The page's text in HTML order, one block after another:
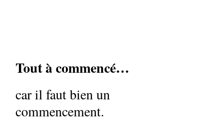
Tout à commencé…
car il faut bien un
commencement.